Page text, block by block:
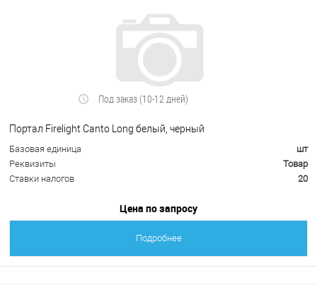
Под заказ (10-12 дней)
Портал Firelight Canto Long белый, черный
Базовая единица
шт
Реквизиты
Товар
Ставки налогов
20
Цена по запросу
Подробнее